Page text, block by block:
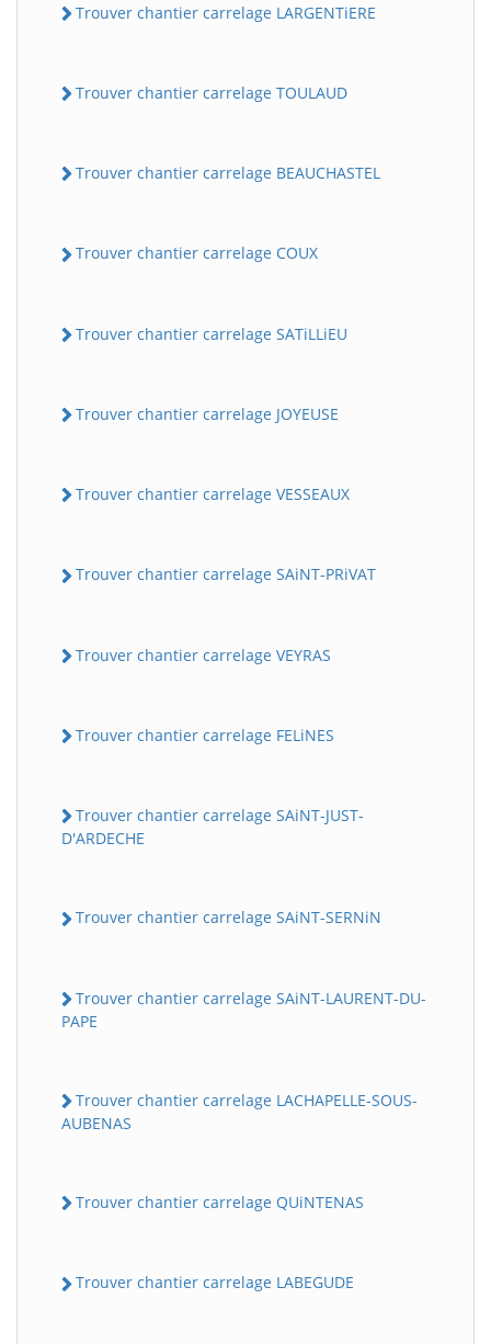
Trouver chantier carrelage LARGENTiERE
Trouver chantier carrelage TOULAUD
Trouver chantier carrelage BEAUCHASTEL
Trouver chantier carrelage COUX
Trouver chantier carrelage SATiLLiEU
Trouver chantier carrelage JOYEUSE
Trouver chantier carrelage VESSEAUX
Trouver chantier carrelage SAiNT-PRiVAT
Trouver chantier carrelage VEYRAS
Trouver chantier carrelage FELiNES
Trouver chantier carrelage SAiNT-JUST-
D'ARDECHE
Trouver chantier carrelage SAiNT-SERNiN
Trouver chantier carrelage SAiNT-LAURENT-DU-
PAPE
Trouver chantier carrelage LACHAPELLE-SOUS-
AUBENAS
Trouver chantier carrelage QUiNTENAS
Trouver chantier carrelage LABEGUDE